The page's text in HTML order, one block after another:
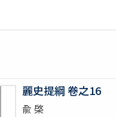
2巻附録1巻
麗史提綱 卷之16
兪 棨